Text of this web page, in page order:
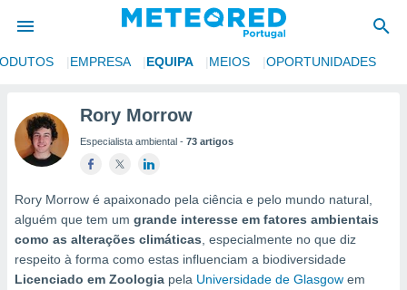
da
foi
as
a este
das
EMPRESA EQUIPA MEIOS OPORTUNIDADES
Rory Morrow
Especialista ambiental - 73 artigos
Rory Morrow é apaixonado pela ciência e pelo mundo natural,
alguém que tem um grande interesse em fatores ambientais
como as alterações climáticas, especialmente no que diz
respeito à forma como estas influenciam a biodiversidade
Licenciado em Zoologia pela Universidade de Glasgow em